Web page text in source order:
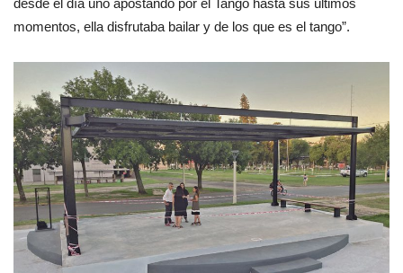
momentos, ella disfrutaba bailar y de los que es el tango”.